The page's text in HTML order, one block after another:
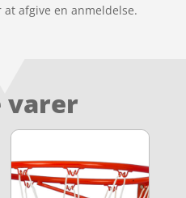
at afgive en anmeldelse.
varer